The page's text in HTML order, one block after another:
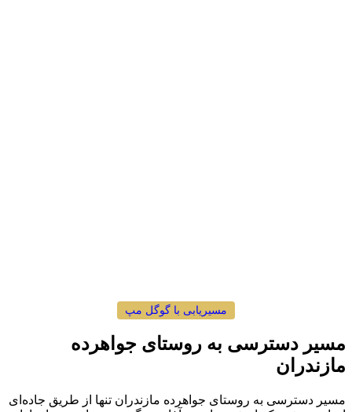
مسیریابی با گوگل مپ
مسیر دسترسی به روستای جواهرده
مازندران
مسیر دسترسی به روستای جواهرده مازندران تنها از طریق جاده‌ای